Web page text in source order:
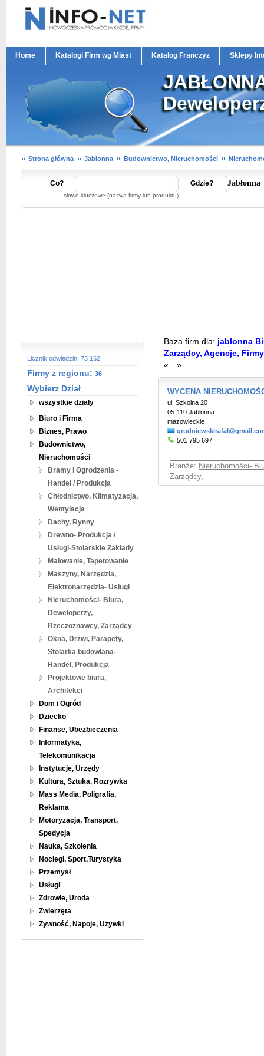
Home Katalogi Firm wg Miast Katalog Franczyz Sklepy
Strona główna Jabłonna Budownictwo, Nieruchomości
Co?
słowo kluczowe (nazwa firmy lub produktu)
Gdzie?
Licznik odwiedzin: 73 162
Firmy z regionu: 36
Wybierz Dział
wszystkie działy
Biuro i Firma
Biznes, Prawo
Budownictwo,
Nieruchomości
Bramy i Ogrodzenia -
Handel / Produkcja
Chłodnictwo, Klimatyzacja,
Wentylacja
Dachy, Rynny
Drewno- Produkcja /
Usługi-Stolarskie Zakłady
Malowanie, Tapetowanie
Maszyny, Narzędzia,
Elektronarzędzia- Usługi
Nieruchomości- Biura,
Deweloperzy,
Rzeczoznawcy, Zarządcy
Okna, Drzwi, Parapety,
Stolarka budowlana-
Handel, Produkcja
Projektowe biura,
Architekci
Dom i Ogród
Dziecko
Finanse, Ubezbieczenia
Informatyka,
Telekomunikacja
Instytucje, Urzędy
Kultura, Sztuka, Rozrywka
Mass Media, Poligrafia,
Reklama
Motoryzacja, Transport,
Spedycja
Nauka, Szkolenia
Noclegi, Sport,Turystyka
Przemysł
Usługi
Zdrowie, Uroda
Zwierzęta
Żywność, Napoje, Używki
Baza firm dla: jablonna
Zarządcy, Agencje, Firmy
«
»
WYCENA
ul. Szkolna 20
05-110 Jabłonna
mazowieckie
501 795 697
Branże: Nieruchomości-
Zarządcy,